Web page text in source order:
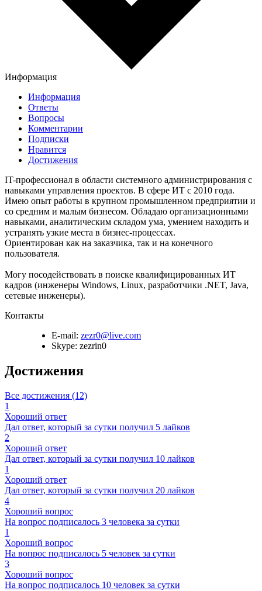
Информация
Информация
Ответы
Вопросы
Комментарии
Подписки
Нравится
Достижения
IT-профессионал в области системного администрирования с
навыками управления проектов. В сфере ИТ с 2010 года.
Имею опыт работы в крупном промышленном предприятии и
со средним и малым бизнесом. Обладаю организационными
навыками, аналитическим складом ума, умением находить и
устранять узкие места в бизнес-процессах.
Ориентирован как на заказчика, так и на конечного
пользователя.
Могу посодействовать в поиске квалифицированных ИТ
кадров (инженеры Windows, Linux, разработчики .NET, Java,
сетевые инженеры).
Контакты
E-mail: zezr0@live.com
Skype: zezrin0
Достижения
Все достижения (12)
1
Хороший ответ
Дал ответ, который за сутки получил 5 лайков
2
Хороший ответ
Дал ответ, который за сутки получил 10 лайков
1
Хороший ответ
Дал ответ, который за сутки получил 20 лайков
4
Хороший вопрос
На вопрос подписалось 3 человека за сутки
1
Хороший вопрос
На вопрос подписалось 5 человек за сутки
3
Хороший вопрос
На вопрос подписалось 10 человек за сутки